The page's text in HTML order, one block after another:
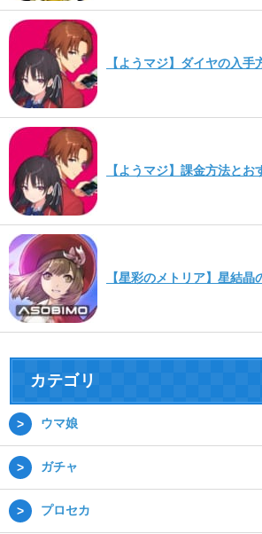
【ようマジ】ダイヤの入手
【ようマジ】課金方法と
【星彩のメトリア】星結
カテゴリ
ウマ娘
ガチャ
プロセカ